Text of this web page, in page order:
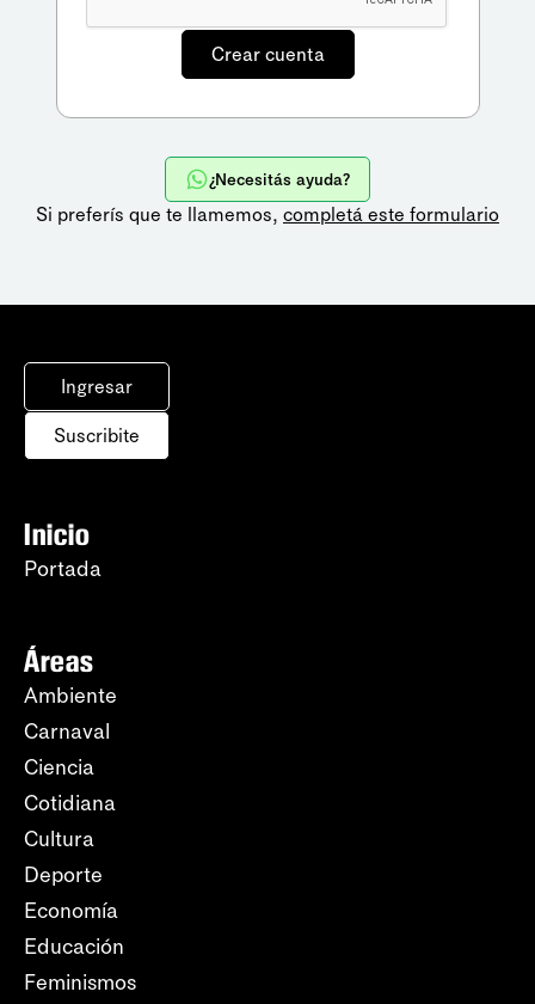
¿Necesitás ayuda?
Si preferís que te llamemos, completá este formulario
Ingresar
Suscribite
Inicio
Portada
Áreas
Ambiente
Carnaval
Ciencia
Cotidiana
Cultura
Deporte
Economía
Educación
Feminismos